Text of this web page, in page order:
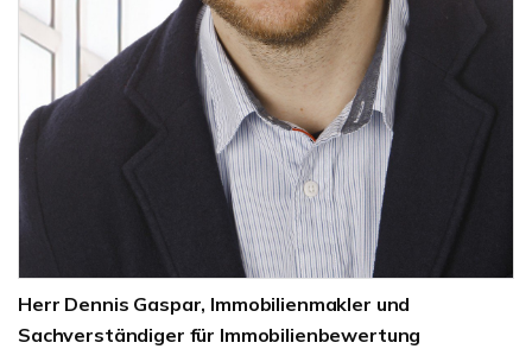
Herr Dennis Gaspar, Immobilienmakler und
Sachverständiger für Immobilienbewertung